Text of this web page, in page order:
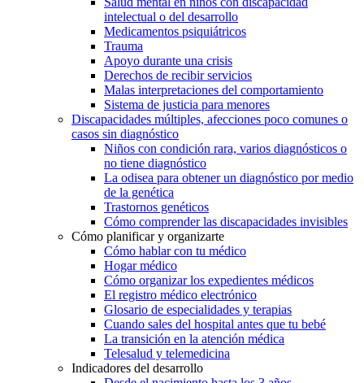
intelectual o del desarrollo
Medicamentos psiquiátricos
Trauma
Apoyo durante una crisis
Derechos de recibir servicios
Malas interpretaciones del comportamiento
Sistema de justicia para menores
Discapacidades múltiples, afecciones poco comunes o
casos sin diagnóstico
Niños con condición rara, varios diagnósticos o
no tiene diagnóstico
La odisea para obtener un diagnóstico por medio
de la genética
Trastornos genéticos
Cómo comprender las discapacidades invisibles
Cómo planificar y organizarte
Cómo hablar con tu médico
Hogar médico
Cómo organizar los expedientes médicos
El registro médico electrónico
Glosario de especialidades y terapias
Cuando sales del hospital antes que tu bebé
La transición en la atención médica
Telesalud y telemedicina
Indicadores del desarrollo